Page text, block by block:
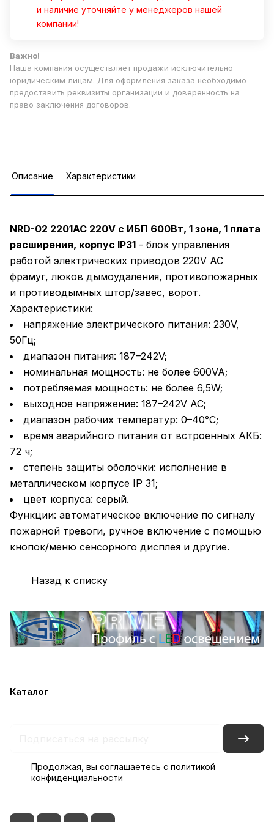
и наличие уточняйте у менеджеров нашей
компании!
Важно!
Наша компания осуществляет продажи исключительно
юридическим лицам. Для оформления заказа необходимо
предоставить реквизиты организации и доверенность на
право заключения договоров.
Описание Характеристики
NRD-02 2201АС 220V с ИБП 600Вт, 1 зона, 1 плата
расширения, корпус IP31 - блок управления
работой электрических приводов 220V AC
фрамуг, люков дымоудаления, противопожарных
и противодымных штор/завес, ворот.
Характеристики:
напряжение электрического питания: 230V,
50Гц;
диапазон питания: 187–242V;
номинальная мощность: не более 600VA;
потребляемая мощность: не более 6,5W;
выходное напряжение: 187–242V AC;
диапазон рабочих температур: 0–40°С;
время аварийного питания от встроенных АКБ:
72 ч;
степень защиты оболочки: исполнение в
металлическом корпусе IP 31;
цвет корпуса: серый.
Функции: автоматическое включение по сигналу
пожарной тревоги, ручное включение с помощью
кнопок/меню сенсорного дисплея и другие.
Назад к списку
Каталог
Продолжая, вы соглашаетесь с политикой
конфиденциальности